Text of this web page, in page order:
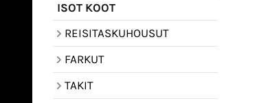
ISOT KOOT
REISITASKUHOUSUT
FARKUT
TAKIT